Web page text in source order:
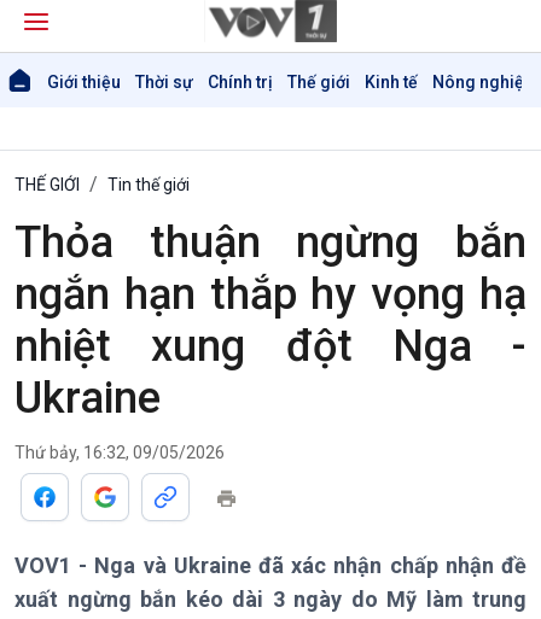
Giới thiệu Thời sự Chính trị Thế giới Kinh tế Nông nghiệp
Giới thiệu
Thời sự
THẾ GIỚI Tin thế giới
Thỏa thuận ngừng bắn
ngắn hạn thắp hy vọng hạ
nhiệt xung đột Nga -
Ukraine
Thứ bảy, 16:32, 09/05/2026
VOV1 - Nga và Ukraine đã xác nhận chấp nhận đề
xuất ngừng bắn kéo dài 3 ngày do Mỹ làm trung